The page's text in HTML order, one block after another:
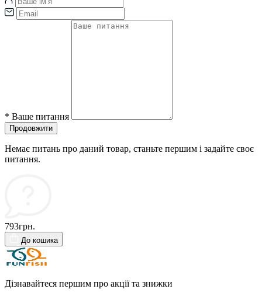
* Ваше питання
Продовжити
Немає питань про даний товар, станьте першим і задайте своє
питання.
793грн.
До кошика
Дізнавайтеся першим про акції та знижки